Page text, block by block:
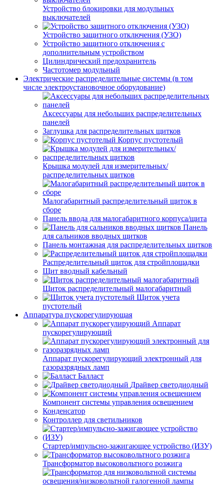
Устройство блокировки для модульных
выключателей
Устройство защитного отключения (УЗО)
Устройство защитного отключения с
дополнительным устройством
Цилиндрический предохранитель
Частотомер модульный
Электрические распределительные системы (в том
числе электроустановочное оборудование)
Аксессуары для небольших распределительных
панелей
Заглушка для распределительных щитков
Корпус пустотелый
Крышка модулей для измерительных/
распределительных щитков
Малогабаритный распределительный щиток в
сборе
Панель ввода для малогабаритного корпуса/щита
Панель
для сальников вводных щитков
Панель монтажная для распределительных щитков
Распределительный щиток для стройплощадки
Щит вводный кабельный
Щиток распределительный малогабаритный
Щиток учета
пустотелый
Аппаратура пускорегулирующая
Аппарат
пускорегулирующий
Аппарат пускорегулирующий электронный для
газоразрядных ламп
Балласт
Драйвер светодиодный
Компонент системы управления освещением
Конденсатор
Контроллер для светильников
Стартер/импульсно-зажигающее устройство (ИЗУ)
Трансформатор высоковольтного розжига